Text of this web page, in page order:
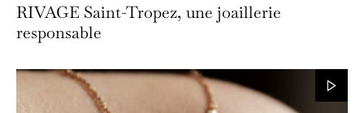
RIVAGE Saint-Tropez, une joaillerie
responsable